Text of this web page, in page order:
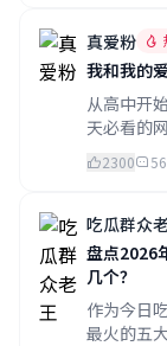
真爱粉
我和我的
从高中开
天必看的
2300
吃瓜群众
盘点2026
几个？
作为今日
最火的五